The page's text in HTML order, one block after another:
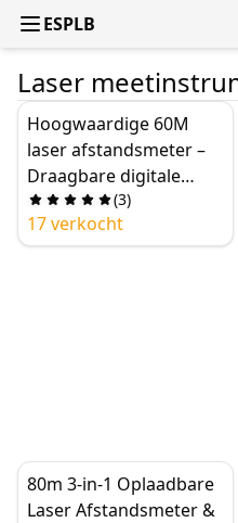
ESPLB
Laser
Hoogwaardige 60M
laser afstandsmeter –
Draagbare digitale
afstandsmeter voor
afstands-, oppervlakte-,
volume- en gebogen
(3)
17 verkocht
80m 3-in-1 Oplaadbare
Laser Afstandsmeter &